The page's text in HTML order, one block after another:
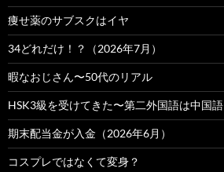
痩せ薬のサブスクはイヤ
34どれだけ！？（2026年7月）
暇なおじさん〜50代のリアル
HSK3級を受けてきた〜第二外国語は中国語
期末配当金が入金（2026年6月）
コスプレではなくて変身？